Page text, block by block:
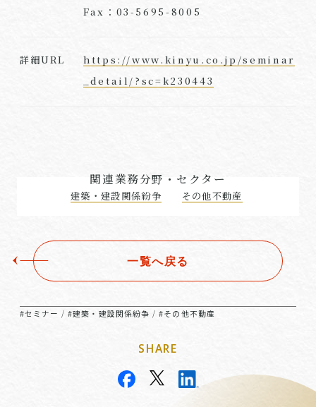
Fax：03-5695-8005
詳細URL
https://www.kinyu.co.jp/seminar
_detail/?sc=k230443
関連業務分野・セクター
建築・建設関係紛争 その他不動産
一覧へ戻る
#セミナー /#建築・建設関係紛争 /#その他不動産
SHARE